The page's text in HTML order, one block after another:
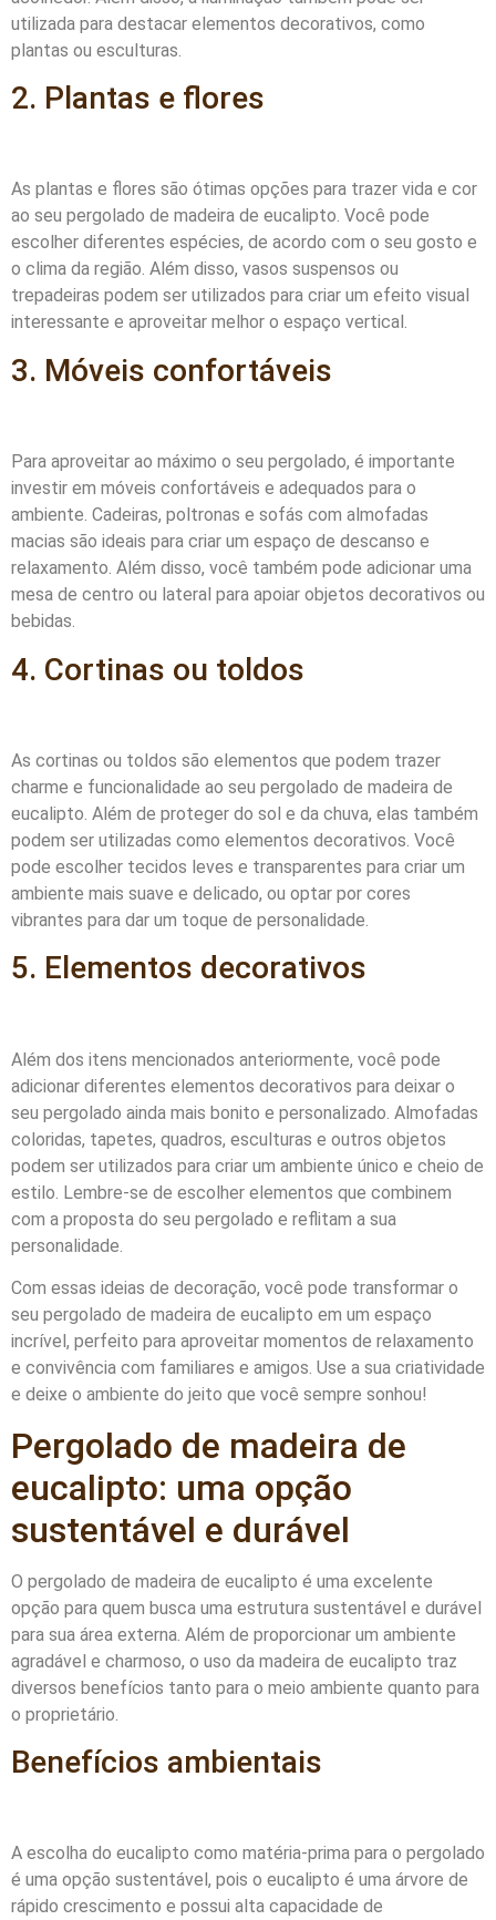
utilizada para destacar elementos decorativos, como
plantas ou esculturas.
2. Plantas e flores
As plantas e flores são ótimas opções para trazer vida e cor
ao seu pergolado de madeira de eucalipto. Você pode
escolher diferentes espécies, de acordo com o seu gosto e
o clima da região. Além disso, vasos suspensos ou
trepadeiras podem ser utilizados para criar um efeito visual
interessante e aproveitar melhor o espaço vertical.
3. Móveis confortáveis
Para aproveitar ao máximo o seu pergolado, é importante
investir em móveis confortáveis e adequados para o
ambiente. Cadeiras, poltronas e sofás com almofadas
macias são ideais para criar um espaço de descanso e
relaxamento. Além disso, você também pode adicionar uma
mesa de centro ou lateral para apoiar objetos decorativos ou
bebidas.
4. Cortinas ou toldos
As cortinas ou toldos são elementos que podem trazer
charme e funcionalidade ao seu pergolado de madeira de
eucalipto. Além de proteger do sol e da chuva, elas também
podem ser utilizadas como elementos decorativos. Você
pode escolher tecidos leves e transparentes para criar um
ambiente mais suave e delicado, ou optar por cores
vibrantes para dar um toque de personalidade.
5. Elementos decorativos
Além dos itens mencionados anteriormente, você pode
adicionar diferentes elementos decorativos para deixar o
seu pergolado ainda mais bonito e personalizado. Almofadas
coloridas, tapetes, quadros, esculturas e outros objetos
podem ser utilizados para criar um ambiente único e cheio de
estilo. Lembre-se de escolher elementos que combinem
com a proposta do seu pergolado e reflitam a sua
personalidade.
Com essas ideias de decoração, você pode transformar o
seu pergolado de madeira de eucalipto em um espaço
incrível, perfeito para aproveitar momentos de relaxamento
e convivência com familiares e amigos. Use a sua criatividade
e deixe o ambiente do jeito que você sempre sonhou!
Pergolado de madeira de
eucalipto: uma opção
sustentável e durável
O pergolado de madeira de eucalipto é uma excelente
opção para quem busca uma estrutura sustentável e durável
para sua área externa. Além de proporcionar um ambiente
agradável e charmoso, o uso da madeira de eucalipto traz
diversos benefícios tanto para o meio ambiente quanto para
o proprietário.
Benefícios ambientais
A escolha do eucalipto como matéria-prima para o pergolado
é uma opção sustentável, pois o eucalipto é uma árvore de
rápido crescimento e possui alta capacidade de